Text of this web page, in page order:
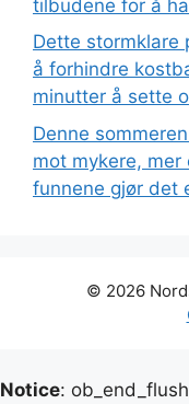
tilbudene for å
Dette stormklare
å forhindre
minutter å sette
Denne
mot mykere, mer
funnene gjør det
© 2026
Notice: